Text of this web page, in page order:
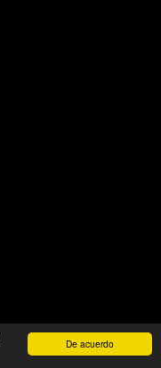
De acuerdo